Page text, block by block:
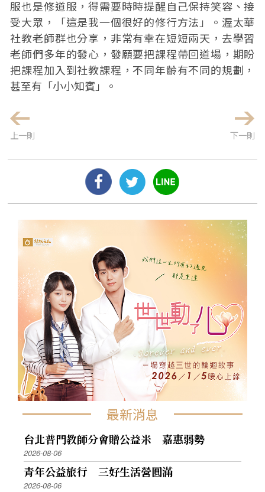
服也是修道服，得需要時時提醒自己保持笑容、接
受大眾，「這是我一個很好的修行方法」。渥太華
社教老師群也分享，非常有幸在短短兩天，去學習
老師們多年的發心，發願要把課程帶回道場，期盼
把課程加入到社教課程，不同年齡有不同的規劃，
甚至有「小小知賓」。
上一則 下一則
最新消息
台北普門教師分會贈公益米 嘉惠弱勢
2026-08-06
青年公益旅行 三好生活營圓滿
2026-08-06